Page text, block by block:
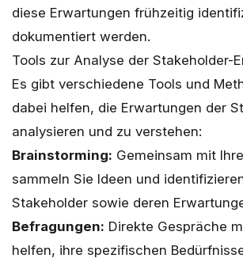
diese Erwartungen frühzeitig
dokumentiert werden.
Tools zur Analyse der Stakeholder-
Es gibt verschiedene Tools und
dabei helfen, die Erwartungen der
analysieren und zu verstehen:
Brainstorming: Gemeinsam mit
sammeln Sie Ideen und
Stakeholder sowie deren
Befragungen: Direkte Gespräche
helfen, ihre spezifischen